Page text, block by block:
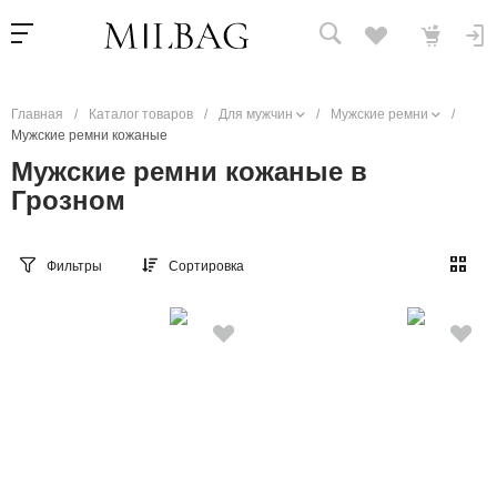
Главная / Каталог товаров / Для мужчин / Мужские ремни
/
Мужские ремни кожаные
Мужские ремни кожаные в
Грозном
Фильтры Сортировка